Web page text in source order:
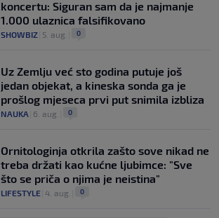
koncertu: Siguran sam da je najmanje
1.000 ulaznica falsifikovano
SHOWBIZ 5. aug. 0
Uz Zemlju već sto godina putuje još
jedan objekat, a kineska sonda ga je
prošlog mjeseca prvi put snimila izbliza
NAUKA 6. aug. 0
Ornitologinja otkrila zašto sove nikad ne
treba držati kao kućne ljubimce: "Sve
što se priča o njima je neistina"
LIFESTYLE 4. aug. 0